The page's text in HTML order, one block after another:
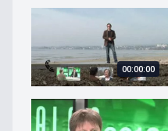
La Télé en campagne
00:00:00
La Télé en campagne